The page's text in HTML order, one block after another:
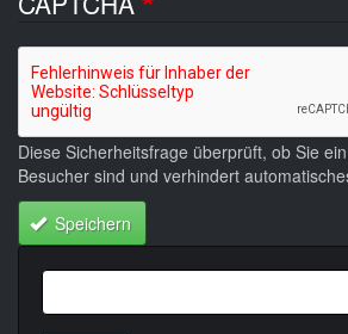
Diese Sicherheitsfrage überprüft, ob Sie
Besucher sind und verhindert
Speichern